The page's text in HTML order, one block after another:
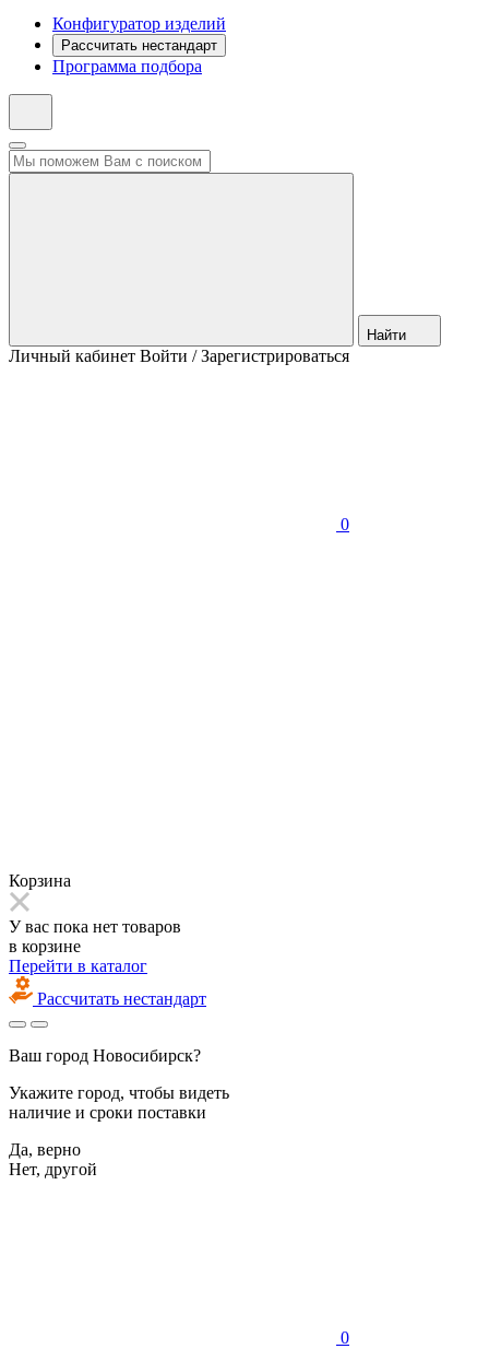
Конфигуратор изделий
Рассчитать нестандарт
Программа подбора
Найти
Личный кабинет Войти / Зарегистрироваться
0
Корзина
У вас пока нет товаров
в корзине
Перейти в каталог
Рассчитать нестандарт
Ваш город Новосибирск?
Укажите город, чтобы видеть
наличие и сроки поставки
Да, верно
Нет, другой
0